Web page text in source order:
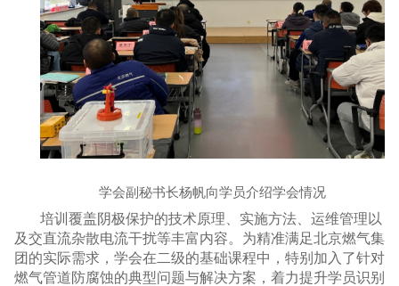
学会副秘书长杨帆向学员介绍学会情况
培训覆盖阴极保护的技术原理、实施方法、运维管理以
及交直流杂散电流干扰等丰富内容。为精准满足北京燃气集
团的实际需求，学会在二级的基础课程中，特别加入了针对
燃气管道防腐蚀的典型问题与解决方案，着力提升学员识别